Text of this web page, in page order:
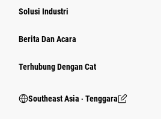
Solusi Industri
Berita Dan Acara
Terhubung Dengan Cat
Southeast Asia ‧ Tenggara